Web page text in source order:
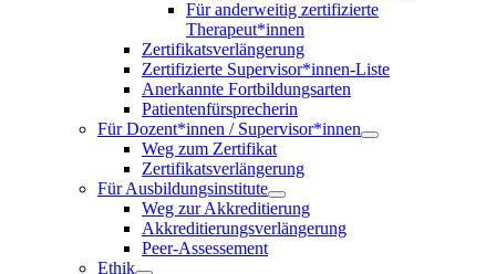
Für anderweitig zertifizierte
Therapeut*innen
Zertifikatsverlängerung
Zertifizierte Supervisor*innen-Liste
Anerkannte Fortbildungsarten
Patientenfürsprecherin
Für Dozent*innen / Supervisor*innen
Weg zum Zertifikat
Zertifikatsverlängerung
Für Ausbildungsinstitute
Weg zur Akkreditierung
Akkreditierungsverlängerung
Peer-Assessement
Ethik